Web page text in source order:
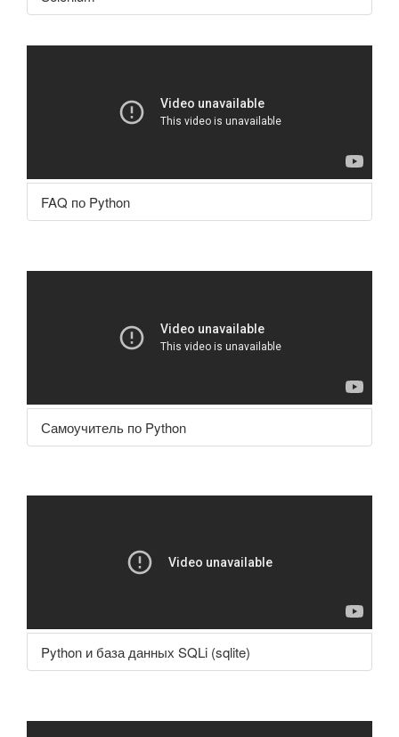
FAQ по Python
Самоучитель по Python
Python и база данных SQLi (sqlite)